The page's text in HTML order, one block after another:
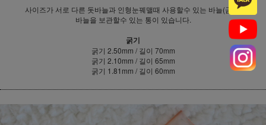
사이즈가 서로 다른 돗바늘과 인형눈꿰맬때 사용할수 있는 바늘(금색)
바늘을 보관할수 있는 통이 있습니다.
굵기
굵기 2.50mm / 길이 70mm
굵기 2.10mm / 길이 65mm
굵기 1.81mm / 길이 60mm